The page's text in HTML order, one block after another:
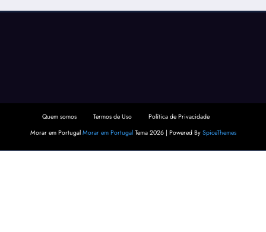
Quem somos Termos de Uso
Política de Privacidade
Morar em Portugal Morar em PortugalTema 2026 | Powered By SpiceThemes